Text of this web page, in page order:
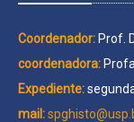
Coordenador: Prof.
coordenadora:
Expediente:
mail: